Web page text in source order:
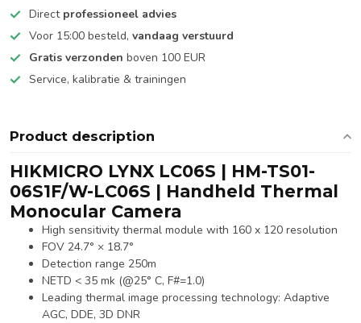
Direct professioneel advies
Voor 15:00 besteld, vandaag verstuurd
Gratis verzonden boven 100 EUR
Service, kalibratie & trainingen
Product description
HIKMICRO LYNX LC06S | HM-TS01-
06S1F/W-LC06S | Handheld Thermal
Monocular Camera
High sensitivity thermal module with 160 x 120 resolution
FOV 24.7° × 18.7°
Detection range 250m
NETD < 35 mk (@25° C, F#=1.0)
Leading thermal image processing technology: Adaptive
AGC, DDE, 3D DNR